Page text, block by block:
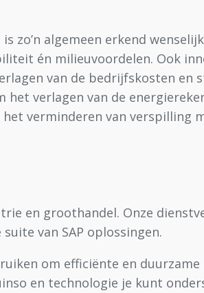
zo’n algemeen erkend
én milieuvoordelen. Ook
van de bedrijfskosten en
verlagen van de
verminderen van verspilling
en groothandel. Onze
van SAP oplossingen.
om efficiënte en
en technologie je kunt